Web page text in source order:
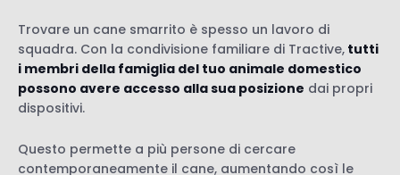
Trovare un cane smarrito è spesso un lavoro di
squadra. Con la condivisione familiare di Tractive, tutti
i membri della famiglia del tuo animale domestico
possono avere accesso alla sua posizione dai propri
dispositivi.
Questo permette a più persone di cercare
contemporaneamente il cane, aumentando così le